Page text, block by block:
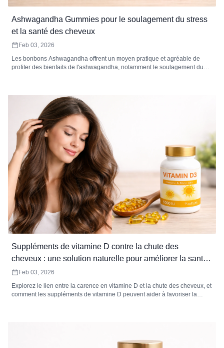
Ashwagandha Gummies pour le soulagement du stress
et la santé des cheveux
Feb 03, 2026
Les bonbons Ashwagandha offrent un moyen pratique et agréable de
profiter des bienfaits de l'ashwagandha, notamment le soulagement du
Suppléments de vitamine D contre la chute des
cheveux : une solution naturelle pour améliorer la santé
des cheveux
Feb 03, 2026
Explorez le lien entre la carence en vitamine D et la chute des cheveux, et
comment les suppléments de vitamine D peuvent aider à favoriser la